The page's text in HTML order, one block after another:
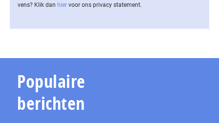
vens? Klik dan hier voor ons privacy statement.
Populaire
berichten